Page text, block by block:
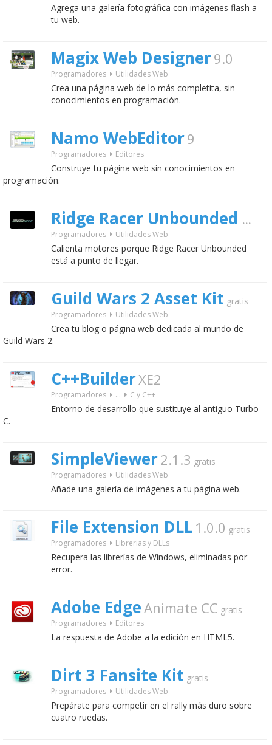
Agrega una galería fotográfica con imágenes flash a
tu web.
Magix Web Designer9.0
Programadores Utilidades Web
Crea una página web de lo más completita, sin
conocimientos en programación.
Namo WebEditor9
Programadores Editores
Construye tu página web sin conocimientos en
programación.
Ridge Racer Unbounded FanKit
Programadores Utilidades Web
Calienta motores porque Ridge Racer Unbounded
está a punto de llegar.
Guild Wars 2 Asset Kit gratis
Programadores Utilidades Web
Crea tu blog o página web dedicada al mundo de
Guild Wars 2.
C++BuilderXE2
Programadores ... C y C++
Entorno de desarrollo que sustituye al antiguo Turbo
C.
SimpleViewer2.1.3 gratis
Programadores Utilidades Web
Añade una galería de imágenes a tu página web.
File Extension DLL 1.0.0 gratis
Programadores Librerias y DLLs
Recupera las librerías de Windows, eliminadas por
error.
Adobe EdgeAnimate CC gratis
Programadores Editores
La respuesta de Adobe a la edición en HTML5.
Dirt 3 Fansite Kit gratis
Programadores Utilidades Web
Prepárate para competir en el rally más duro sobre
cuatro ruedas.